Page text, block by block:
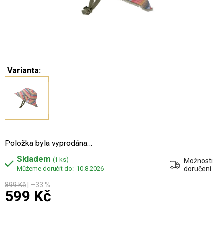
Varianta:
Položka byla vyprodána…
Skladem (1 ks)
10.8.2026
Možnosti
doručení
899 Kč
–33 %
599 Kč